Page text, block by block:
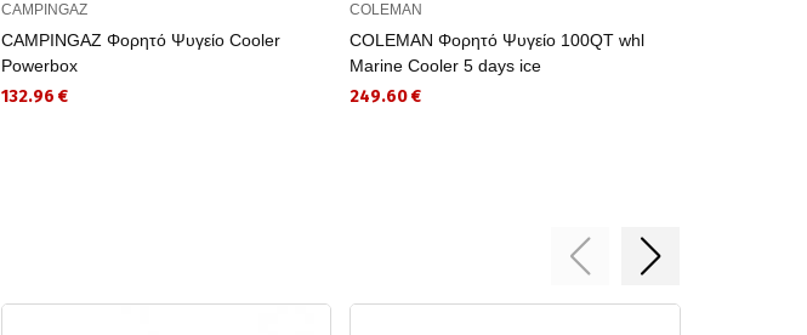
CAMPINGAZ
CAMPINGAZ Φορητό Ψυγείο Cooler
Powerbox
132.96 €
COLEMAN
COLEMAN Φορητό Ψυγείο 100QT whl
Marine Cooler 5 days ice
249.60 €